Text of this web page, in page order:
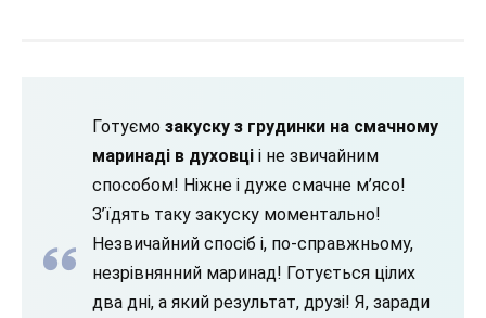
Готуємо закуску з грудинки на смачному
маринаді в духовці і не звичайним
способом! Ніжне і дуже смачне м’ясо!
З’їдять таку закуску моментально!
Незвичайний спосіб і, по-справжньому,
незрівнянний маринад! Готується цілих
два дні, а який результат, друзі! Я, заради